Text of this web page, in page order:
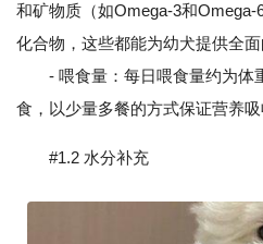
和矿物质（如Omega-3和
化合物，这些都能为幼犬提供全面
- 喂食量：每日喂食量约为体
食，以少量多餐的方式保证营养吸
#1.2 水分补充